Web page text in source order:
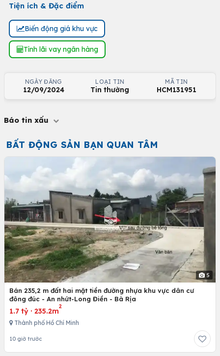
Tiện ích & Đặc điểm
Biến động giá khu vực
Tính lãi vay ngân hàng
NGÀY ĐĂNG
12/09/2024
LOẠI TIN
Tin thường
MÃ TIN
HCM131951
Báo tin xấu
BẤT ĐỘNG SẢN BẠN QUAN TÂM
5
Bán 235,2 m đất hai mặt tiền đường nhựa khu vực dân cư
đông đúc - An nhứt-Long Điền - Bà Rịa
1.7 tỷ · 235.2m
2
Thành phố Hồ Chí Minh
10 giờ trước